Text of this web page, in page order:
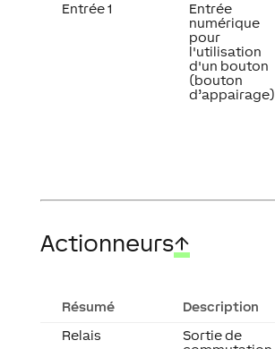
Entrée 1
Entrée
numérique
pour
l'utilisation
d'un bouton
(bouton
d’appairage)
Actionneurs↑
Résumé Description
Relais
Sortie de